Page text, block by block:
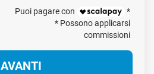
Puoi pagare con
*
* Possono applicarsi
commissioni
AVANTI